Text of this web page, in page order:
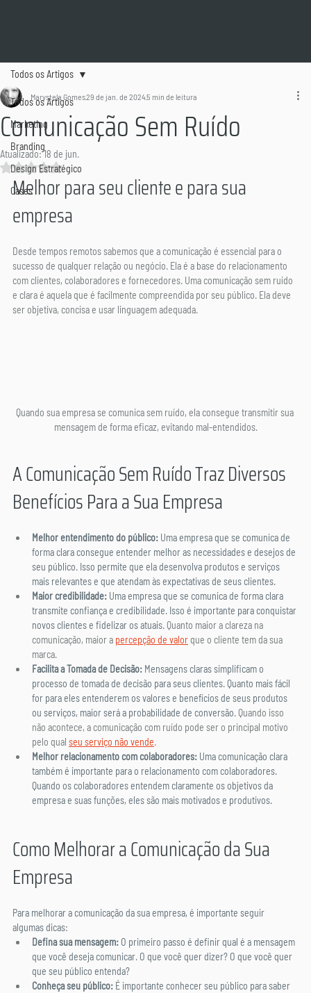
Todos os Artigos
Marketing
Branding
Design Estratégico
Cases
Todos os Artigos
Comunicação Sem Ruído
Marystela Gomes29 de jan. de 20245 min de leitura
Atualizado:18 de jun.
Avaliado com NaN de 5 estrelas.
Melhor para seu cliente e para sua
empresa
Desde tempos remotos sabemos que a comunicação é essencial para o
sucesso de qualquer relação ou negócio. Ela é a base do relacionamento
com clientes, colaboradores e fornecedores. Uma comunicação sem ruído
e clara é aquela que é facilmente compreendida por seu público. Ela deve
ser objetiva, concisa e usar linguagem adequada.
Quando sua empresa se comunica sem ruído, ela consegue transmitir sua
mensagem de forma eficaz, evitando mal-entendidos.
A Comunicação Sem Ruído Traz Diversos
Benefícios Para a Sua Empresa
Melhor entendimento do público: Uma empresa que se comunica de
forma clara consegue entender melhor as necessidades e desejos de
seu público. Isso permite que ela desenvolva produtos e serviços
mais relevantes e que atendam às expectativas de seus clientes.
Maior credibilidade: Uma empresa que se comunica de forma clara
transmite confiança e credibilidade. Isso é importante para conquistar
novos clientes e fidelizar os atuais. Quanto maior a clareza na
comunicação, maior a percepção de valor que o cliente tem da sua
marca.
Facilita a Tomada de Decisão: Mensagens claras simplificam o
processo de tomada de decisão para seus clientes. Quanto mais fácil
for para eles entenderem os valores e benefícios de seus produtos
ou serviços, maior será a probabilidade de conversão. Quando isso
não acontece, a comunicação com ruído pode ser o principal motivo
pelo qual seu serviço não vende.
Melhor relacionamento com colaboradores: Uma comunicação clara
também é importante para o relacionamento com colaboradores.
Quando os colaboradores entendem claramente os objetivos da
empresa e suas funções, eles são mais motivados e produtivos.
Como Melhorar a Comunicação da Sua
Empresa
Para melhorar a comunicação da sua empresa, é importante seguir
algumas dicas:
Defina sua mensagem: O primeiro passo é definir qual é a mensagem
que você deseja comunicar. O que você quer dizer? O que você quer
que seu público entenda?
Conheça seu público: É importante conhecer seu público para saber